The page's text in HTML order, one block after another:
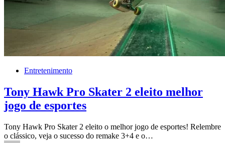
Entretenimento
Tony Hawk Pro Skater 2 eleito melhor
jogo de esportes
Tony Hawk Pro Skater 2 eleito o melhor jogo de esportes! Relembre
o clássico, veja o sucesso do remake 3+4 e o…